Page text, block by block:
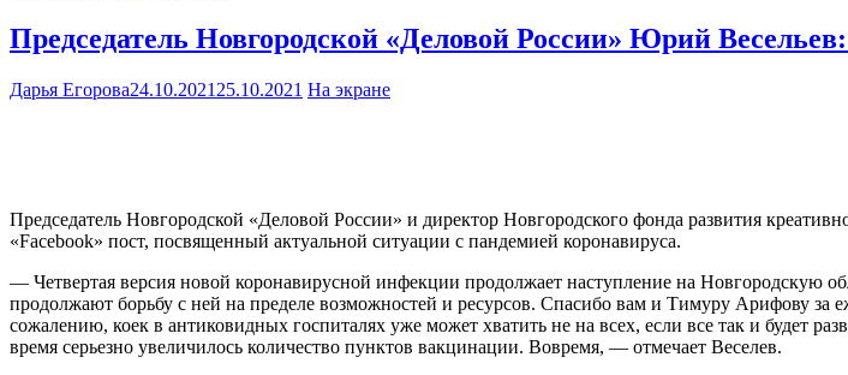
Председатель Новгородской «Деловой России» Юрий
Дарья Егорова24.10.2021 25.10.2021 На экране
Председатель Новгородской «Деловой России» и директор Новгородского фонда развития
«Facebook» пост, посвященный актуальной ситуации с пандемией коронавируса.
— Четвертая версия новой коронавирусной инфекции продолжает наступление на Новгородскую
продолжают борьбу с ней на пределе возможностей и ресурсов. Спасибо вам и Тимуру Арифову
сожалению, коек в антиковидных госпиталях уже может хватить не на всех, если все так и будет
время серьезно увеличилось количество пунктов вакцинации. Вовремя, — отмечает Веселев.